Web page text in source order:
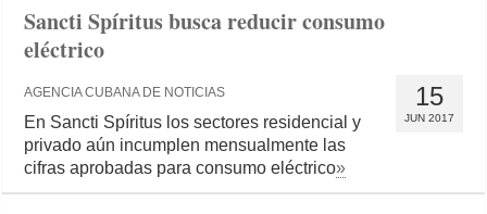
Sancti Spíritus busca reducir consumo
eléctrico
15
JUN 2017
AGENCIA CUBANA DE NOTICIAS
En Sancti Spíritus los sectores residencial y
privado aún incumplen mensualmente las
cifras aprobadas para consumo eléctrico»